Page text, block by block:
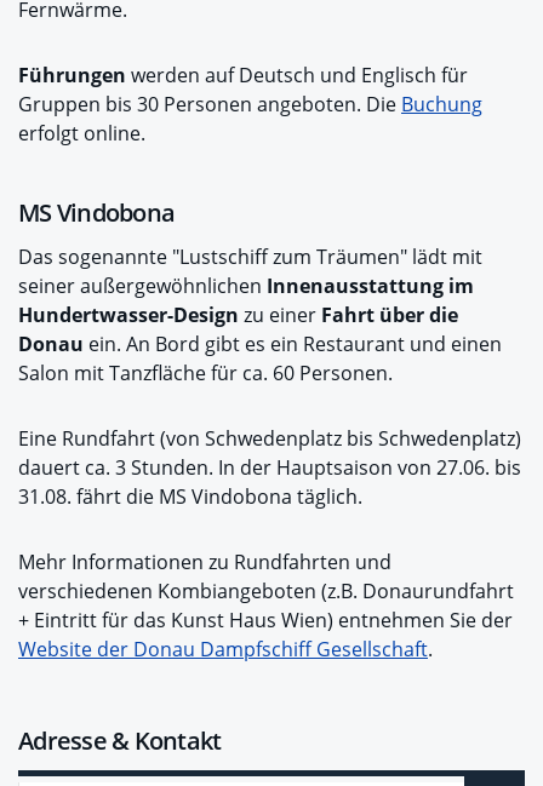
Fernwärme.
Führungen werden auf Deutsch und Englisch für
Gruppen bis 30 Personen angeboten. Die Buchung
erfolgt online.
MS Vindobona
Das sogenannte "Lustschiff zum Träumen" lädt mit
seiner außergewöhnlichen Innenausstattung im
Hundertwasser-Design zu einer Fahrt über die
Donau ein. An Bord gibt es ein Restaurant und einen
Salon mit Tanzfläche für ca. 60 Personen.
Eine Rundfahrt (von Schwedenplatz bis Schwedenplatz)
dauert ca. 3 Stunden. In der Hauptsaison von 27.06. bis
31.08. fährt die MS Vindobona täglich.
Mehr Informationen zu Rundfahrten und
verschiedenen Kombiangeboten (z.B. Donaurundfahrt
+ Eintritt für das Kunst Haus Wien) entnehmen Sie der
Website der Donau Dampfschiff Gesellschaft.
Adresse & Kontakt